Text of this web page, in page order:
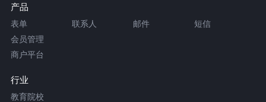
产品
表单 联系人 邮件
短信
会员管理
商户平台
行业
教育院校